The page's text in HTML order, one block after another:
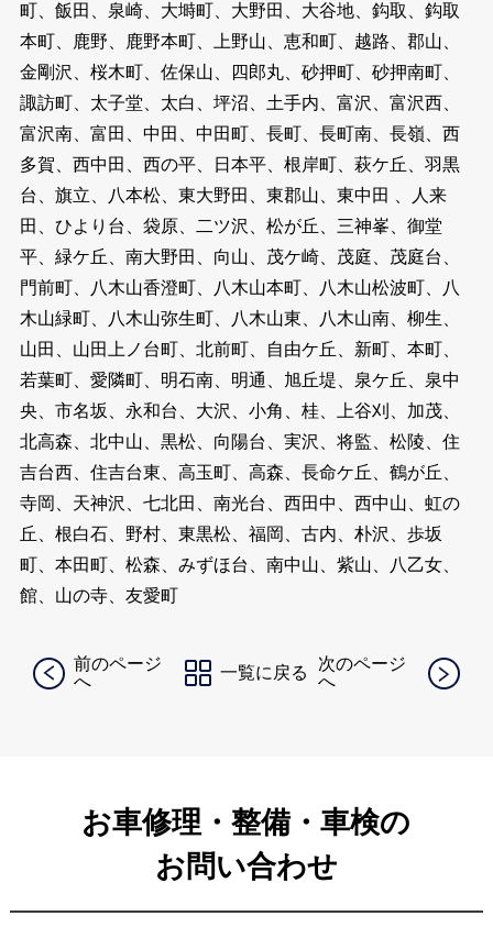
町、飯田、泉崎、大塒町、大野田、大谷地、鈎取、鈎取
本町、鹿野、鹿野本町、上野山、恵和町、越路、郡山、
金剛沢、桜木町、佐保山、四郎丸、砂押町、砂押南町、
諏訪町、太子堂、太白、坪沼、土手内、富沢、富沢西、
富沢南、富田、中田、中田町、長町、長町南、長嶺、西
多賀、西中田、西の平、日本平、根岸町、萩ケ丘、羽黒
台、旗立、八本松、東大野田、東郡山、東中田 、人来
田、ひより台、袋原、二ツ沢、松が丘、三神峯、御堂
平、緑ケ丘、南大野田、向山、茂ケ崎、茂庭、茂庭台、
門前町、八木山香澄町、八木山本町、八木山松波町、八
木山緑町、八木山弥生町、八木山東、八木山南、柳生、
山田、山田上ノ台町、北前町、自由ケ丘、新町、本町、
若葉町、愛隣町、明石南、明通、旭丘堤、泉ケ丘、泉中
央、市名坂、永和台、大沢、小角、桂、上谷刈、加茂、
北高森、北中山、黒松、向陽台、実沢、将監、松陵、住
吉台西、住吉台東、高玉町、高森、長命ケ丘、鶴が丘、
寺岡、天神沢、七北田、南光台、西田中、西中山、虹の
丘、根白石、野村、東黒松、福岡、古内、朴沢、歩坂
町、本田町、松森、みずほ台、南中山、紫山、八乙女、
館、山の寺、友愛町
前のページ
へ
一覧に戻る
次のページ
へ
お車修理・整備・車検の
お問い合わせ